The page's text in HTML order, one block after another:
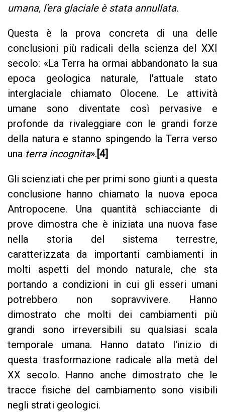
umana, l'era glaciale è stata annullata.
Questa è la prova concreta di una delle
conclusioni più radicali della scienza del XXI
secolo: «La Terra ha ormai abbandonato la sua
epoca geologica naturale, l'attuale stato
interglaciale chiamato Olocene. Le attività
umane sono diventate così pervasive e
profonde da rivaleggiare con le grandi forze
della natura e stanno spingendo la Terra verso
una terra incognita».[4]
Gli scienziati che per primi sono giunti a questa
conclusione hanno chiamato la nuova epoca
Antropocene. Una quantità schiacciante di
prove dimostra che è iniziata una nuova fase
nella storia del sistema terrestre,
caratterizzata da importanti cambiamenti in
molti aspetti del mondo naturale, che sta
portando a condizioni in cui gli esseri umani
potrebbero non sopravvivere. Hanno
dimostrato che molti dei cambiamenti più
grandi sono irreversibili su qualsiasi scala
temporale umana. Hanno datato l'inizio di
questa trasformazione radicale alla metà del
XX secolo. Hanno anche dimostrato che le
tracce fisiche del cambiamento sono visibili
negli strati geologici.